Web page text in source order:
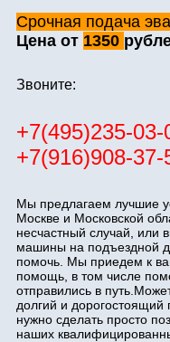
Срочная подача
Цена от 1350
Звоните:
+7(495)235-03-
+7(916)908-37-
Мы предлагаем лучшие
Москве и Московской
несчастный случай, или
машины на подъездной
помочь. Мы приедем к
помощь, в том числе
отправились в
долгий и дорогостоящий
нужно сделать просто
наших